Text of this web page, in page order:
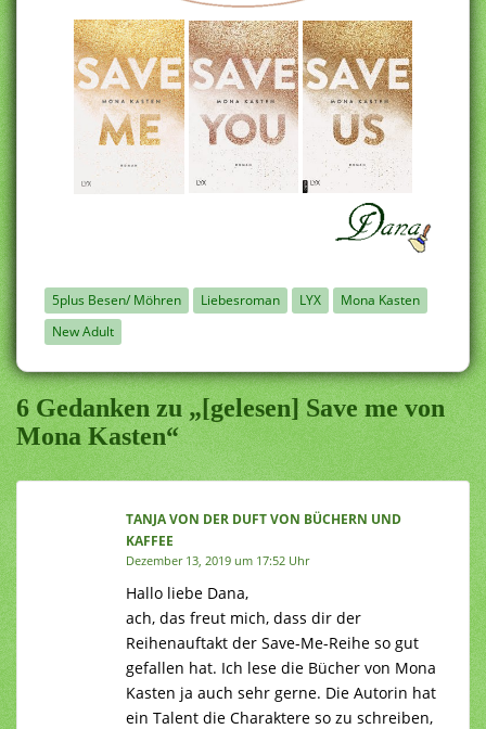
5plus Besen/ Möhren Liebesroman LYX
Mona Kasten
New Adult
6 Gedanken zu „[gelesen] Save me von
Mona Kasten“
TANJA VON DER DUFT VON BÜCHERN UND
KAFFEE
Dezember 13, 2019 um 17:52 Uhr
Hallo liebe Dana,
ach, das freut mich, dass dir der
Reihenauftakt der Save-Me-Reihe so gut
gefallen hat. Ich lese die Bücher von Mona
Kasten ja auch sehr gerne. Die Autorin hat
ein Talent die Charaktere so zu schreiben,